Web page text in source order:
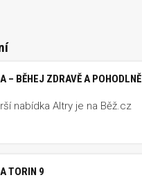
– BĚHEJ ZDRAVĚ A POHODLNĚ
nabídka Altry je na Běž.cz
TORIN 9